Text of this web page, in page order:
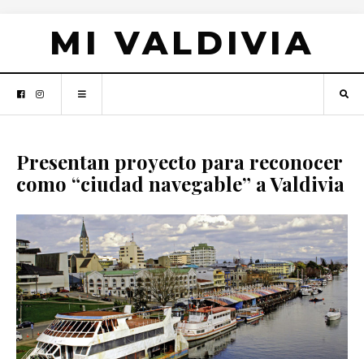
MI VALDIVIA
Presentan proyecto para reconocer
como “ciudad navegable” a Valdivia